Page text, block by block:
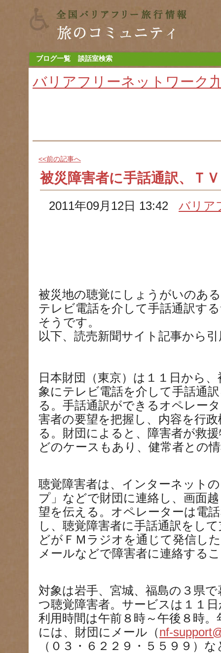
ブログ一覧 談話室検索
バリアフリーネットワーク
<<前の記事へ
被災障害者に手話通訳、Ｔ
2011年09月12日 13:42バリア
被災地の聴覚にしょうがいのあ
テレビ電話を介して手話通訳す
そうです。
以下、読売新聞サイト記事から
日本財団（東京）は１１日から
象にテレビ電話を介して手話通
る。手話通訳ができるオペレー
害者の要望を把握し、内容を行
る。財団によると、障害者が救
どのケースもあり、健常者との
聴覚障害者は、インターネット
プ」などで財団に連絡し、画面
望を伝える。オペレーターは電
し、聴覚障害者に手話通訳をし
どがＦＭラジオを通じて発信し
メールなどで障害者に連絡する
対象は岩手、宮城、福島の３県
つ聴覚障害者。サービスは１１
利用時間は午前８時～午後８時
には、財団にメール（nf-
（０３・６２２９・５５９９）